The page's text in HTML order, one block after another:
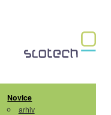
Novice
arhiv